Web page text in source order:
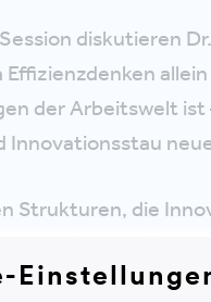
diskutieren
Effizienzdenken
der Arbeitswelt
Innovationsstau
Strukturen, die
Veränderung